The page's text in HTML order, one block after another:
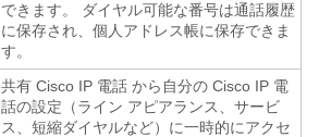
できます。 ダイヤル可能な番号は通話履歴
に保存され、個人アドレス帳に保存できま
す。
共有 Cisco IP 電話 から自分の Cisco IP 電
話の設定（ライン アピアランス、サービ
ス、短縮ダイヤルなど）に一時的にアクセ